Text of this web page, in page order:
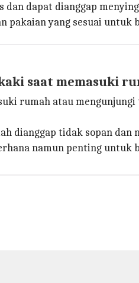
dapat dianggap
pakaian yang sesuai
saat memasuki
rumah atau
dianggap tidak sopan
namun penting